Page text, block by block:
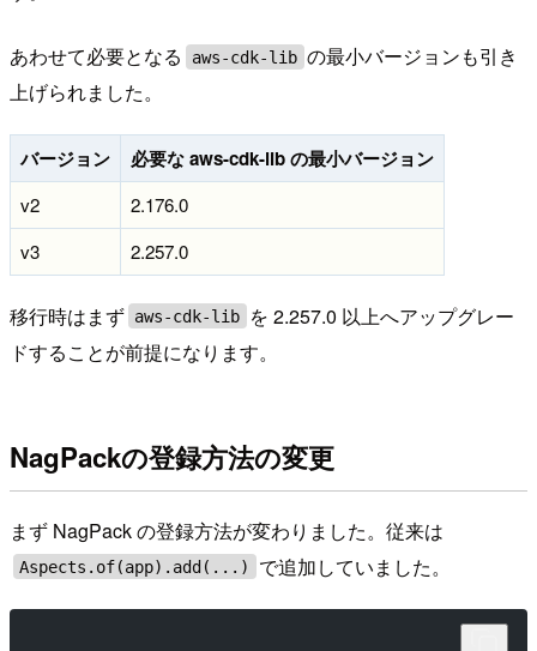
あわせて必要となる aws-cdk-lib の最小バージョンも引き
上げられました。
バージョン 必要な aws-cdk-lib の最小バージョン
v2
2.176.0
v3
2.257.0
移行時はまず aws-cdk-lib
を 2.257.0 以上へアップグレー
ドすることが前提になります。
NagPackの登録方法の変更
まず NagPack の登録方法が変わりました。従来は
Aspects.of(app).add(...) で追加していました。